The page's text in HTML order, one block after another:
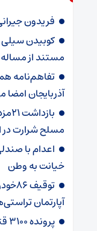
فریدون
کوبیدن
مستند از مساله
تفاهم‌نامه
آذربایجان
مسلح شرارت در
اعدام با
خیانت به وطن
آپارتمان
پرونده 3100 قتل به صلح و سازش ختم شد